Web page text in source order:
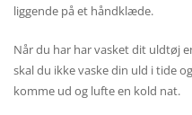
liggende på et håndklæde.
Når du har har vasket dit uldtøj
skal du ikke vaske din uld i tide
komme ud og lufte en kold nat.